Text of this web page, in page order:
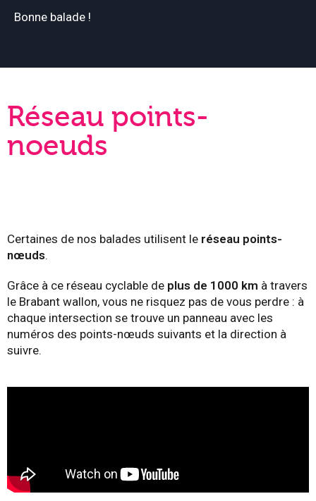
Bonne balade !
Réseau points-
noeuds
Certaines de nos balades utilisent le réseau points-
nœuds.
Grâce à ce réseau cyclable de plus de 1000 km à travers
le Brabant wallon, vous ne risquez pas de vous perdre : à
chaque intersection se trouve un panneau avec les
numéros des points-nœuds suivants et la direction à
suivre.